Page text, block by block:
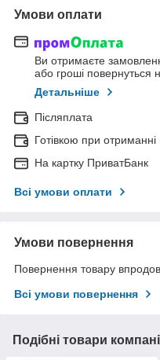
Умови оплати
Ви отримаєте
або гроші повернуться
Детальніше
Післяплата
Готівкою при отриманні
На картку ПриватБанк
Всі умови оплати
Умови повернення
Повернення товару
Всі умови повернення
Подібні товари